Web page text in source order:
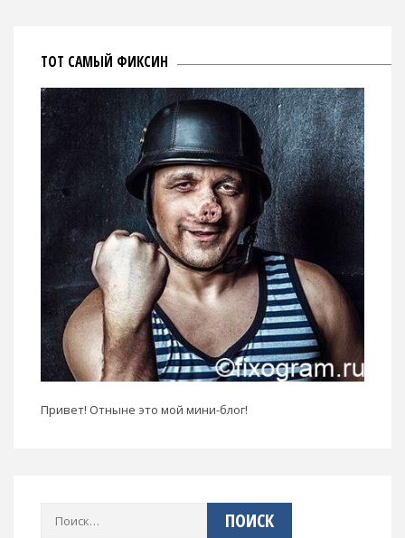
ТОТ САМЫЙ ФИКСИН
Привет! Отныне это мой мини-блог!
Найти: